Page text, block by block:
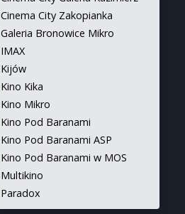
Cinema City Zakopianka
Galeria Bronowice Mikro
IMAX
Kijów
Kino Kika
Kino Mikro
Kino Pod Baranami
Kino Pod Baranami ASP
Kino Pod Baranami w MOS
Multikino
Paradox